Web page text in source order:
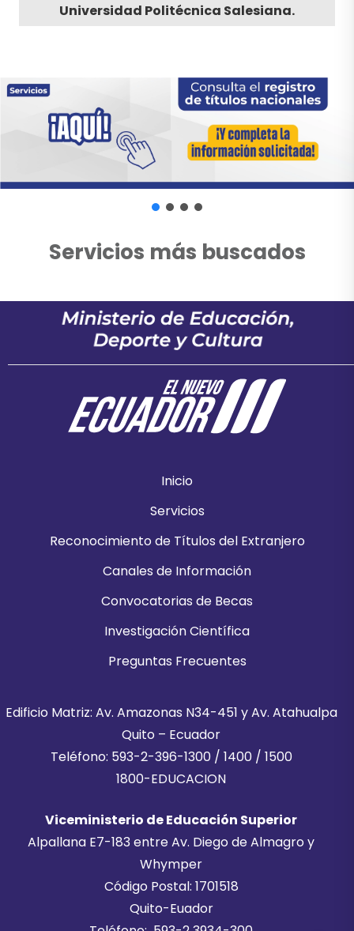
Universidad Politécnica Salesiana.
Servicios más buscados
Inicio
Servicios
Reconocimiento de Títulos del Extranjero
Canales de Información
Convocatorias de Becas
Investigación Científica
Preguntas Frecuentes
Edificio Matriz: Av. Amazonas N34-451 y Av. Atahualpa
Quito – Ecuador
Teléfono: 593-2-396-1300 / 1400 / 1500
1800-EDUCACION
Viceministerio de Educación Superior
Alpallana E7-183 entre Av. Diego de Almagro y
Whymper
Código Postal: 1701518
Quito-Euador